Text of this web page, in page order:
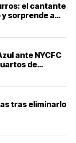
el cantante
sorprende a
ante NYCFC
de
tras eliminarlo